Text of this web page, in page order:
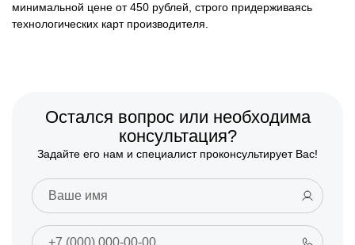
минимальной цене от 450 рублей, строго придерживаясь
технологических карт производителя.
Остался вопрос или необходима
консультация?
Задайте его нам и специалист проконсультирует Вас!